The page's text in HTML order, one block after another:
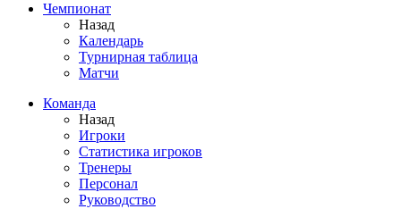
Чемпионат
Назад
Календарь
Турнирная таблица
Матчи
Команда
Назад
Игроки
Статистика игроков
Тренеры
Персонал
Руководство